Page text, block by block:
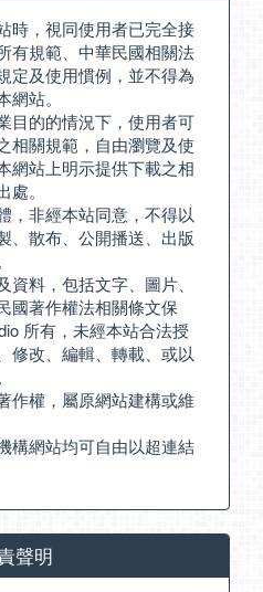
時，視同使用者已完全接
有規範、中華民國相關法
定及使用慣例，並不得為
站。
目的的情況下，使用者可
相關規範，自由瀏覽及使
網站上明示提供下載之相
。
，非經本站同意，不得以
、散布、公開播送、出版
料，包括文字、圖片、
國著作權法相關條文保
所有，未經本站合法授
修改、編輯、轉載、或以
作權，屬原網站建構或維
構網站均可自由以超連結
聲明